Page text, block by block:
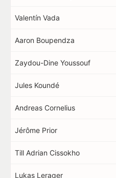
Valentín Vada
Aaron Boupendza
Zaydou-Dine Youssouf
Jules Koundé
Andreas Cornelius
Jérôme Prior
Till Adrian Cissokho
Lukas Lerager